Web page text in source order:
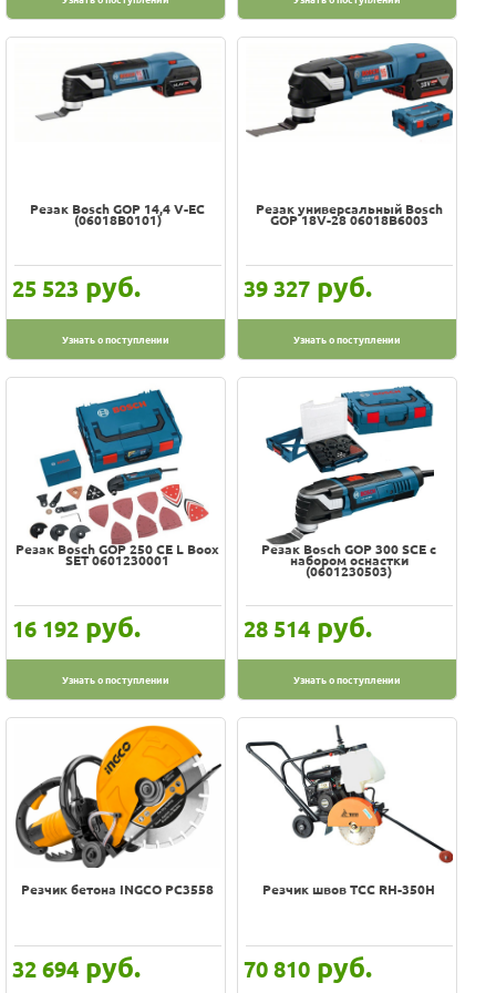
Резак Bosch GOP 14,4 V-EC
(06018B0101)
25 523 руб.
Узнать о поступлении
Резак универсальный Bosch
GOP 18V-28 06018B6003
39 327 руб.
Узнать о поступлении
Резак Bosch GOP 250 CE L Boox
SET 0601230001
16 192 руб.
Узнать о поступлении
Резак Bosch GOP 300 SCE с
набором оснастки
(0601230503)
28 514 руб.
Узнать о поступлении
Резчик бетона INGCO PC3558
32 694 руб.
Резчик швов ТСС RH-350H
70 810 руб.